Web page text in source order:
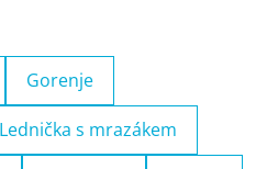
Gorenje
Lednička s mrazákem